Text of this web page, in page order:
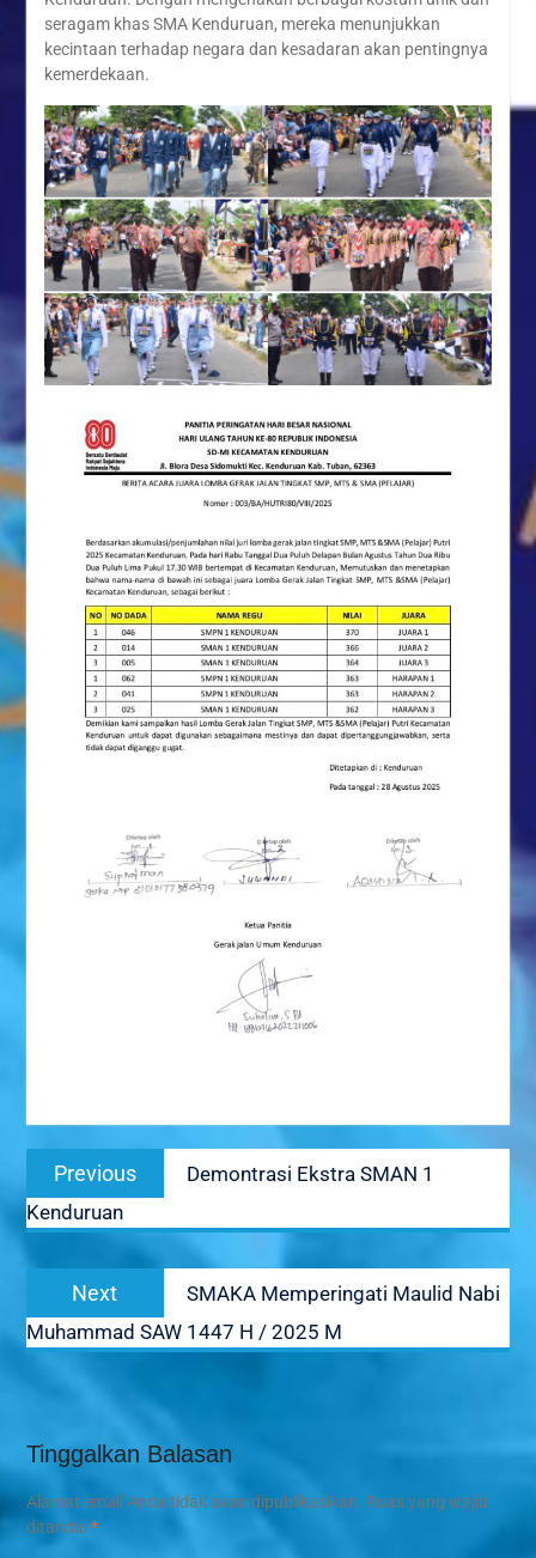
seragam khas SMA Kenduruan, mereka menunjukkan
kecintaan terhadap negara dan kesadaran akan pentingnya
kemerdekaan.
Navigasi
posPrevious
post:
Demontrasi Ekstra SMAN 1
Kenduruan
Next
post:
SMAKA Memperingati Maulid Nabi
Muhammad SAW 1447 H / 2025 M
Tinggalkan Balasan
Alamat email Anda tidak akan dipublikasikan. Ruas yang wajib
ditandai*